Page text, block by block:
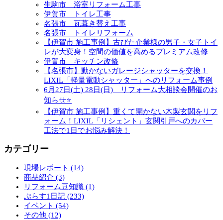
生駒市 浴室リフォーム工事
伊賀市 トイレ工事
名張市 瓦葺き替え工事
名張市 トイレリフォーム
【伊賀市 施工事例】古びた企業様の男子・女子トイ
レが大変身！空間の価値を高めるプレミアム改修
伊賀市 キッチン改修
【名張市】動かないガレージシャッターを交換！
LIXIL「軽量電動シャッター」へのリフォーム事例
6月27日(土) 28日(日) リフォーム大相談会開催のお
知らせ⭐
【伊賀市 施工事例】重くて開かない木製玄関をリフ
ォーム！LIXIL「リシェント」玄関引戸へのカバー
工法で1日でお悩み解決！
カテゴリー
現場レポート (14)
商品紹介 (3)
リフォーム豆知識 (1)
ぷらす1日記 (233)
イベント (54)
その他 (12)